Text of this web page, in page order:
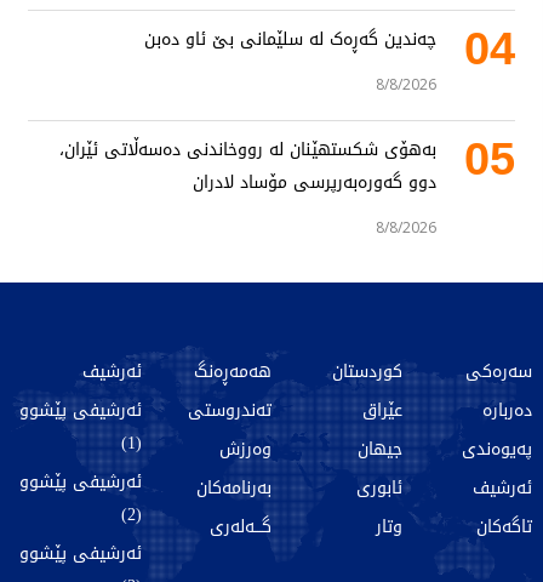
04 چەندین گەڕەک لە سلێمانی بێ ئاو دەبن
8/8/2026
05
بەهۆی شکستهێنان لە رووخاندنی دەسەڵاتی ئێران،
دوو گەورەبەرپرسی مۆساد لادران
8/8/2026
سەرەکی
دەربارە
پەیوەندی
ئەرشیف
تاگەکان
کوردستان
عێراق
جیهان
ئابوری
وتار
هەمەڕەنگ
تەندروستی
وەرزش
بەرنامەکان
گـــەلەری
ئەرشیف
ئەرشیفی پێشوو
(1)
ئەرشیفی پێشوو
(2)
ئەرشیفی پێشوو